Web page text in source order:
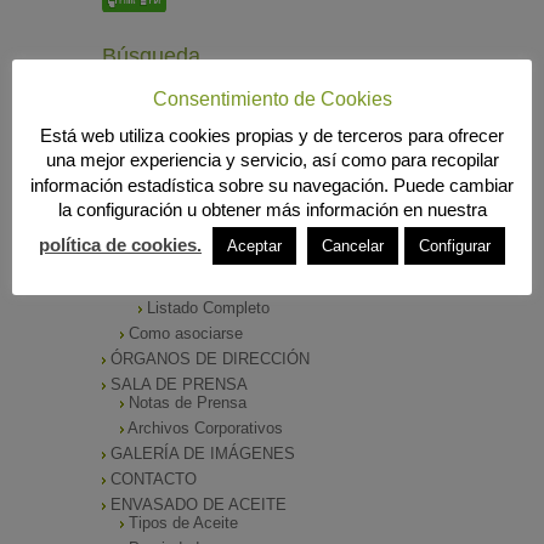
Búsqueda
MENÚ PRINCIPAL
INICIO
ANIERAC
Presentación
Listado Completo
Como asociarse
ÓRGANOS DE DIRECCIÓN
SALA DE PRENSA
Notas de Prensa
Archivos Corporativos
GALERÍA DE IMÁGENES
CONTACTO
ENVASADO DE ACEITE
Tipos de Aceite
Consentimiento de Cookies
Está web utiliza cookies propias y de terceros para ofrecer
una mejor experiencia y servicio, así como para recopilar
información estadística sobre su navegación. Puede cambiar
la configuración u obtener más información en nuestra
política de cookies.
Aceptar Cancelar Configurar